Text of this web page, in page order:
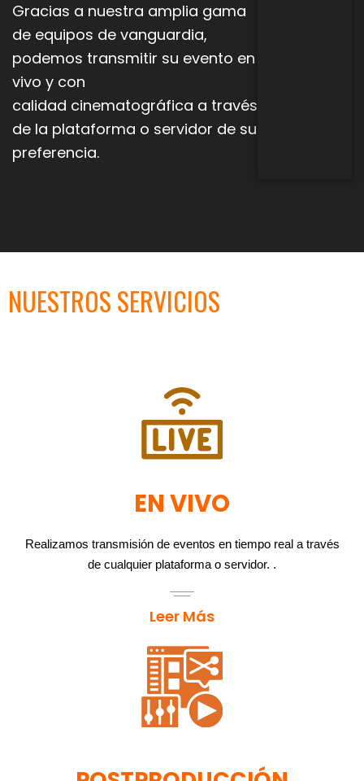
Gracias a nuestra amplia gama
de equipos de vanguardia,
podemos transmitir su evento en
vivo y con
calidad cinematográfica a través
de la plataforma o servidor de su
preferencia.
NUESTROS SERVICIOS
EN VIVO
Realizamos transmisión de eventos en tiempo real a través
de cualquier plataforma o servidor. .
Leer Más